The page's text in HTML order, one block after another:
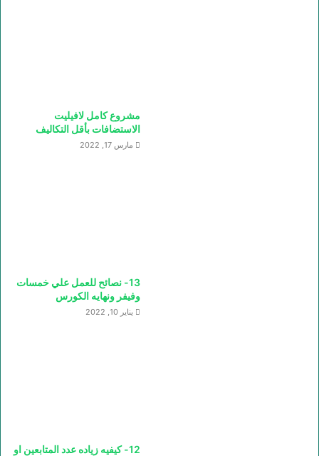
مشروع كامل لافيليت
الاستضافات بأقل التكاليف
مارس 17, 2022
13- نصائح للعمل علي خمسات
وفيفر ونهايه الكورس
يناير 10, 2022
12- كيفيه زياده عدد المتابعين او